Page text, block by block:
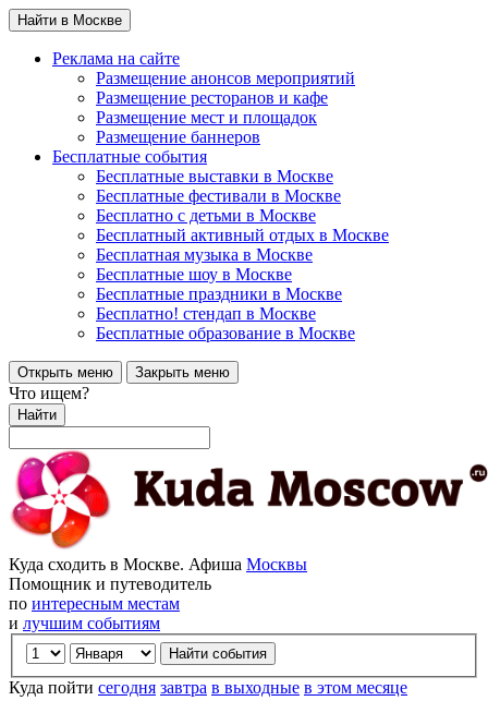
Найти в Москве
Реклама на сайте
Размещение анонсов мероприятий
Размещение ресторанов и кафе
Размещение мест и площадок
Размещение баннеров
Бесплатные события
Бесплатные выставки в Москве
Бесплатные фестивали в Москве
Бесплатно с детьми в Москве
Бесплатный активный отдых в Москве
Бесплатная музыка в Москве
Бесплатные шоу в Москве
Бесплатные праздники в Москве
Бесплатно! стендап в Москве
Бесплатные образование в Москве
Открыть меню Закрыть меню
Что ищем?
Найти
Куда сходить в Москве. Афиша Москвы
Помощник и путеводитель
по интересным местам
и лучшим событиям
Куда пойти сегодня завтра в выходные в этом месяце